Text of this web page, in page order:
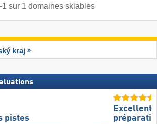
-1 sur 1 domaines skiables
kraj
pistes
Excellente